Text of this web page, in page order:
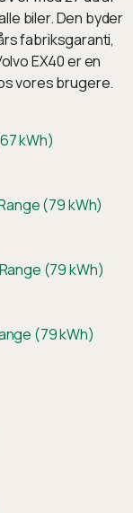
biler. Den byder
fabriksgaranti,
EX40 er en
vores brugere.
kWh)
(79 kWh)
(79 kWh)
(79 kWh)